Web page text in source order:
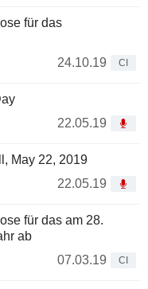
für das
24.10.19
CI
22.05.19
May 22, 2019
22.05.19
für das am 28.
ab
07.03.19
CI